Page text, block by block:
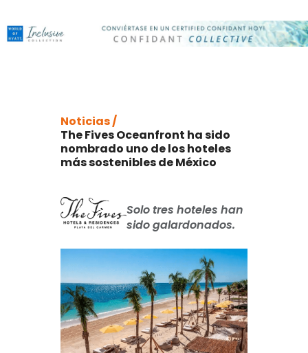
Noticias /
The Fives Oceanfront ha sido
nombrado uno de los hoteles
más sostenibles de México
Solo tres hoteles han
sido galardonados.